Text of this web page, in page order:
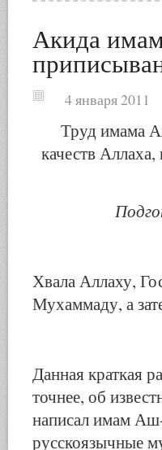
Акида
4 января 2011
Труд имама
качеств Аллаха,
Хвала Аллаху,
Мухаммаду, а
Данная краткая
точнее, об
написал имам
русскоязычные